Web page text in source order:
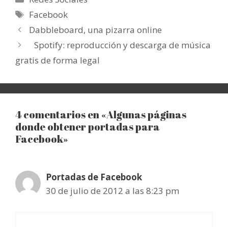
Etiquetas
Facebook
Dabbleboard, una pizarra online
Spotify: reproducción y descarga de música
gratis de forma legal
4 comentarios en «Algunas páginas
donde obtener portadas para
Facebook»
Portadas de Facebook
30 de julio de 2012 a las 8:23 pm